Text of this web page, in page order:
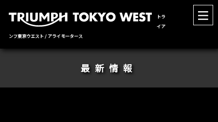
トラ
イア
ンフ東京ウエスト / アライモータース
最新情報